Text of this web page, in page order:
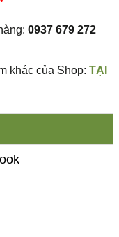
0937 679 272
khác của Shop:TẠI